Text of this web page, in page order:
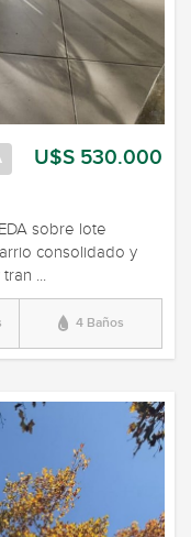
U$S 530.000
sobre lote
consolidado y
...
4 Baños